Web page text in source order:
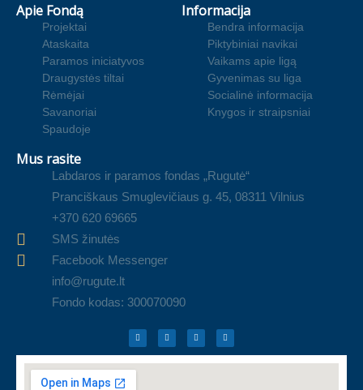
Apie Fondą
Projektai
Ataskaita
Paramos iniciatyvos
Draugystės tiltai
Rėmėjai
Savanoriai
Spaudoje
Informacija
Bendra informacija
Piktybiniai navikai
Vaikams apie ligą
Gyvenimas su liga
Socialinė informacija
Knygos ir straipsniai
Mus rasite
Labdaros ir paramos fondas „Rugutė“
Pranciškaus Smuglevičiaus g. 45, 08311 Vilnius
+370 620 69665
SMS žinutės
Facebook Messenger
info@rugute.lt
Fondo kodas: 300070090